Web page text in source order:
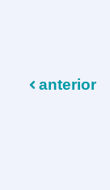
anterior